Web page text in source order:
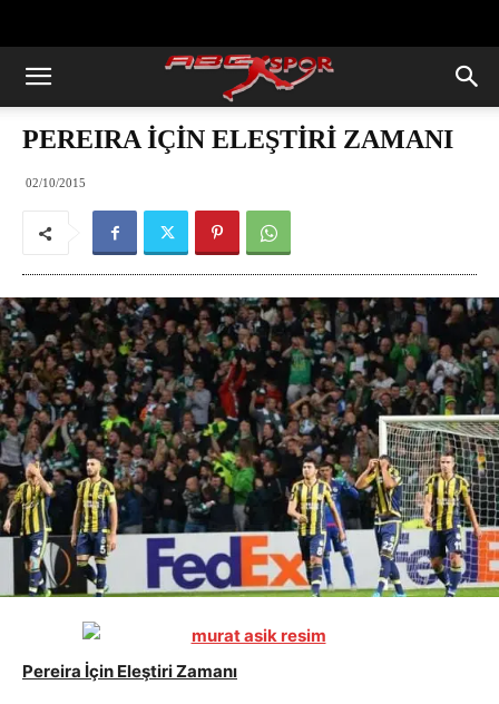
PEREIRA İÇİN ELEŞTİRİ ZAMANI
02/10/2015
Pereira İçin Eleştiri Zamanı